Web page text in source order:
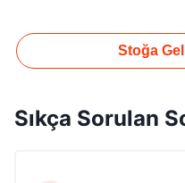
Stoğa
Sıkça Sorulan